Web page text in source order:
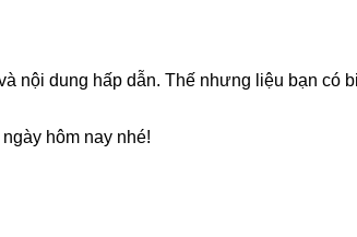
nội dung hấp dẫn. Thế nhưng liệu bạn có
ngày hôm nay nhé!